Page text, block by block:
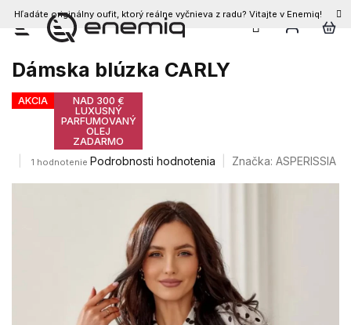
Prejsť
obsah
Hľadáte originálny oufit, ktorý reálne vyčnieva z radu? Vitajte v Enemiq!
Dámska blúzka CARLY
AKCIA
NAD 300 €
LUXUSNÝ
PARFUMOVANÝ
OLEJ
ZADARMO
Priemerné
1 hodnotenie Podrobnosti hodnotenia Značka: ASPERISSIA